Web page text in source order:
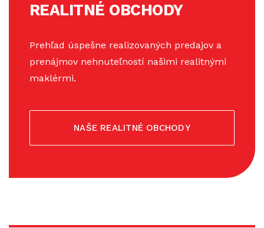
REALITNÉ OBCHODY
Prehľad úspešne realizovaných predajov a
prenájmov nehnuteľností našimi realitnými
maklérmi.
NAŠE REALITNÉ OBCHODY